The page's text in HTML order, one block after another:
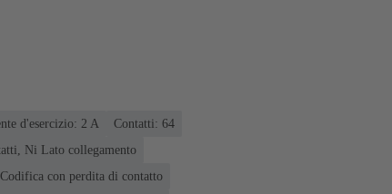
d'esercizio: ‌2 A
Contatti: 64
Ni Lato collegamento
con perdita di contatto